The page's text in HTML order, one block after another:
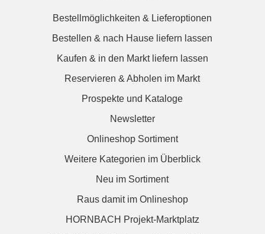
Bestellmöglichkeiten & Lieferoptionen
Bestellen & nach Hause liefern lassen
Kaufen & in den Markt liefern lassen
Reservieren & Abholen im Markt
Prospekte und Kataloge
Newsletter
Onlineshop Sortiment
Weitere Kategorien im Überblick
Neu im Sortiment
Raus damit im Onlineshop
HORNBACH Projekt-Marktplatz